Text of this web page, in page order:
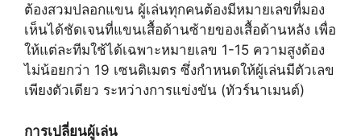
ต้องสวมปลอกแขน ผู้เล่นทุกคนต้องมีหมายเลขที่มอง
เห็นได้ชัดเจนที่แขนเสื้อด้านซ้ายของเสื้อด้านหลัง เพื่อ
ให้แต่ละทีมใช้ได้เฉพาะหมายเลข 1-15 ความสูงต้อง
ไม่น้อยกว่า 19 เซนติเมตร ซึ่งกำหนดให้ผู้เล่นมีตัวเลข
เพียงตัวเดียว ระหว่างการแข่งขัน (ทัวร์นาเมนต์)
การเปลี่ยนผู้เล่น